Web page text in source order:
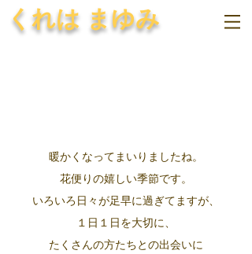
くれは まゆみ
​暖かくなってまいりましたね。
花便りの嬉しい季節です。
いろいろ日々が足早に過ぎてますが、
１日１日を大切に、
​たくさんの方たちとの出会いに